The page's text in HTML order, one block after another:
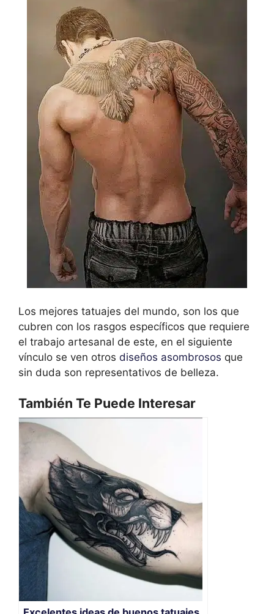
Los mejores tatuajes del mundo, son los que
cubren con los rasgos específicos que requiere
el trabajo artesanal de este, en el siguiente
vínculo se ven otros diseños asombrosos que
sin duda son representativos de belleza.
También Te Puede Interesar